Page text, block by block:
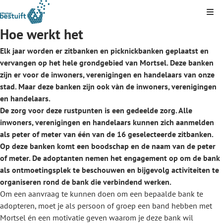
Hoe werkt het
Elk jaar worden er zitbanken en picknickbanken geplaatst en
vervangen op het hele grondgebied van Mortsel. Deze banken
zijn er voor de inwoners, verenigingen en handelaars van onze
stad. Maar deze banken zijn ook vàn de inwoners, verenigingen
en handelaars.
De zorg voor deze rustpunten is een gedeelde zorg. Alle
inwoners, verenigingen en handelaars kunnen zich aanmelden
als peter of meter van één van de 16 geselecteerde zitbanken.
Op deze banken komt een boodschap en de naam van de peter
of meter. De adoptanten nemen het engagement op om de bank
als ontmoetingsplek te beschouwen en bijgevolg activiteiten te
organiseren rond de bank die verbindend werken.
Om een aanvraag te kunnen doen om een bepaalde bank te
adopteren, moet je als persoon of groep een band hebben met
Mortsel én een motivatie geven waarom je deze bank wil